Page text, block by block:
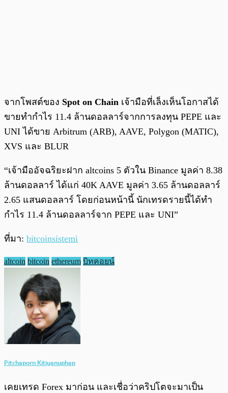
จากโพสต์ของ Spot on Chain เจ้ามือที่เล็งเห็นโอกาสได้
ขายทำกำไร 11.4 ล้านดอลลาร์จากการลงทุน PEPE และ
UNI ได้ขาย Arbitrum (ARB), AAVE, Polygon (MATIC),
XVS และ BLUR
“เจ้ามืออัจฉริยะฝาก altcoins 5 ตัวใน Binance มูลค่า 8.38
ล้านดอลลาร์ ได้แก่ 40K AAVE มูลค่า 3.65 ล้านดอลลาร์
2.65 แสนดอลลาร์ โดยก่อนหน้านี้ นักเทรดรายนี้ได้ทำ
กำไร 11.4 ล้านดอลลาร์จาก PEPE และ UNI”
ที่มา: bitcoinsistemi
altcoin bitcoin ethereum บิทคอยน์
Pitchaporn Kitiyanuphap
เคยเทรด Forex มาก่อน และเชื่อว่าคริปโตจะมาเป็น